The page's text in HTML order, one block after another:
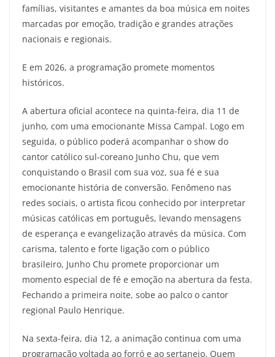
famílias, visitantes e amantes da boa música em noites
marcadas por emoção, tradição e grandes atrações
nacionais e regionais.
E em 2026, a programação promete momentos
históricos.
A abertura oficial acontece na quinta-feira, dia 11 de
junho, com uma emocionante Missa Campal. Logo em
seguida, o público poderá acompanhar o show do
cantor católico sul-coreano Junho Chu, que vem
conquistando o Brasil com sua voz, sua fé e sua
emocionante história de conversão. Fenômeno nas
redes sociais, o artista ficou conhecido por interpretar
músicas católicas em português, levando mensagens
de esperança e evangelização através da música. Com
carisma, talento e forte ligação com o público
brasileiro, Junho Chu promete proporcionar um
momento especial de fé e emoção na abertura da festa.
Fechando a primeira noite, sobe ao palco o cantor
regional Paulo Henrique.
Na sexta-feira, dia 12, a animação continua com uma
programação voltada ao forró e ao sertanejo. Quem